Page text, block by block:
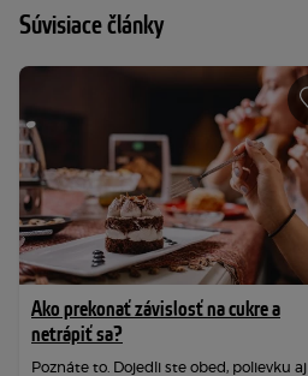
Súvisiace články
Ako prekonať závislosť na cukre a
netrápiť sa?
Poznáte to. Dojedli ste obed, polievku aj